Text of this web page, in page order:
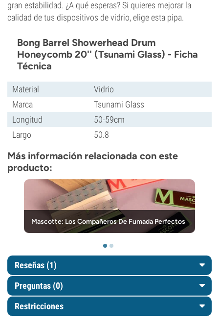
gran estabilidad. ¿A qué esperas? Si quieres mejorar la
calidad de tus dispositivos de vidrio, elige esta pipa.
Bong Barrel Showerhead Drum
Honeycomb 20'' (Tsunami Glass) - Ficha
Técnica
Material
Vidrio
Marca
Tsunami Glass
Longitud
50-59cm
Largo
50.8
Más información relacionada con este
producto:
Mascotte: Los Compañeros De Fumada Perfectos
Reseñas (1)
Preguntas (0)
Restricciones